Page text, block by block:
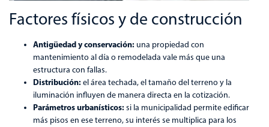
Factores físicos y de construcción
Antigüedad y conservación: una propiedad con
mantenimiento al día o remodelada vale más que una
estructura con fallas.
Distribución:el área techada, el tamaño del terreno y la
iluminación influyen de manera directa en la cotización.
Parámetros urbanísticos:si la municipalidad permite edificar
más pisos en ese terreno, su interés se multiplica para los